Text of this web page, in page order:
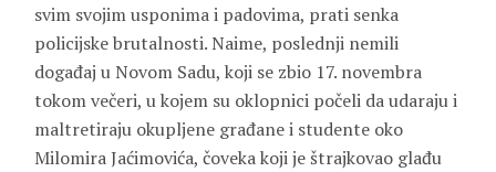
svim svojim usponima i padovima, prati senka
policijske brutalnosti. Naime, poslednji nemili
događaj u Novom Sadu, koji se zbio 17. novembra
tokom večeri, u kojem su oklopnici počeli da udaraju i
maltretiraju okupljene građane i studente oko
Milomira Jaćimovića, čoveka koji je štrajkovao glađu